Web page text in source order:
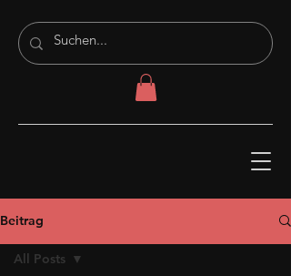
Beitrag
All Posts